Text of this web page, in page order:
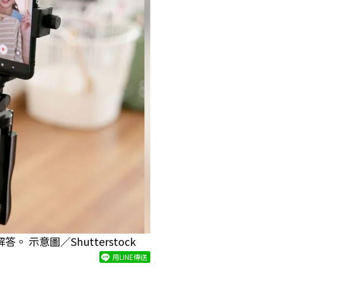
答。 示意圖／Shutterstock
用LINE傳送